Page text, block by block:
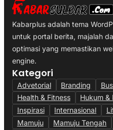
Kabarplus adalah tema
untuk portal berita, majalah
optimasi yang memastikan
engine.
Kategori
Advetorial Branding
Health & Fitness
Hukum &
Inspirasi
Internasional
Mamuju
Mamuju Tengah